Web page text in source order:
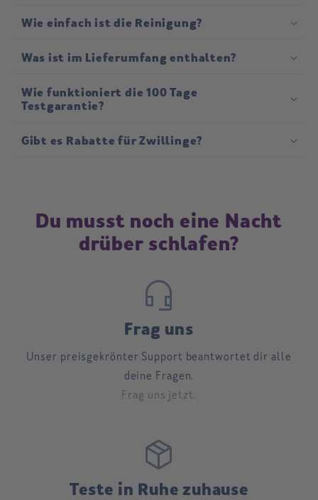
Wie einfach ist die Reinigung?
Was ist im Lieferumfang enthalten?
Wie funktioniert die 100 Tage
Testgarantie?
Gibt es Rabatte für Zwillinge?
Du musst noch eine Nacht
drüber schlafen?
headset_mic
Frag uns
Unser preisgekrönter Support beantwortet dir alle
deine Fragen.
Frag uns jetzt.
package_2
Teste in Ruhe zuhause